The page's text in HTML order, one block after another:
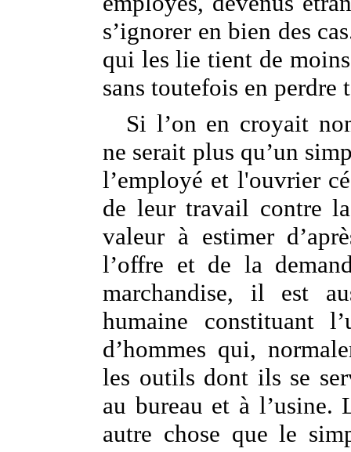
s’ignorer en bien des
qui les lie tient de
sans toutefois en perdre
Si l’on en croyait
ne serait plus qu’un
l’employé et l'ouvrier
de leur travail contre
valeur à estimer
l’offre et de la
marchandise, il est
humaine constituant
d’hommes qui,
les outils dont ils se
au bureau et à l’usine.
autre chose que le